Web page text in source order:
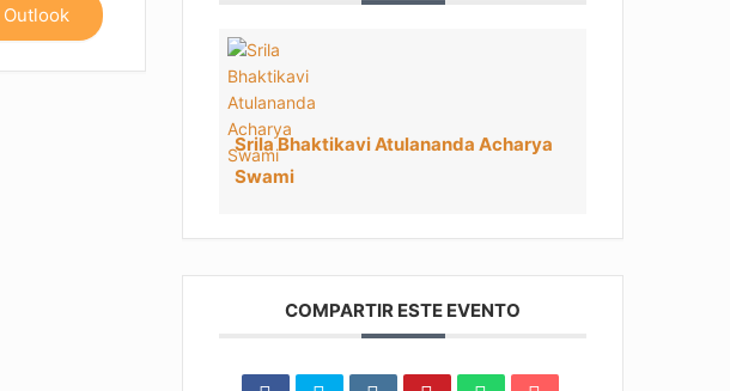
Srila Bhaktikavi Atulananda Acharya
Swami
COMPARTIR ESTE EVENTO